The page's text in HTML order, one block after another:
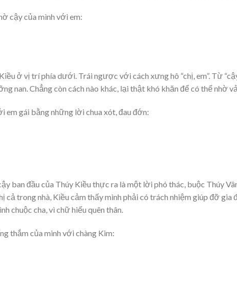
cậy của mình với em:
ở vị trí phía dưới. Trái ngược với cách xưng hô “chị, em”. Từ
nan. Chẳng còn cách nào khác, lại thật khó khăn để có thể nhờ
em gái bằng những lời chua xót, đau đớn:
ban đầu của Thúy Kiều thực ra là một lời phó thác, buộc Thúy
cả trong nhà, Kiều cảm thấy mình phải có trách nhiệm giúp đỡ gia
chuộc cha, vì chữ hiếu quên thân.
thắm của minh với chàng Kim: